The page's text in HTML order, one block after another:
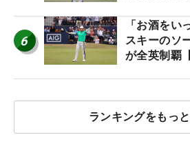
6
「お酒をい
スキーのソ
が全英制覇
ランキングをもっ